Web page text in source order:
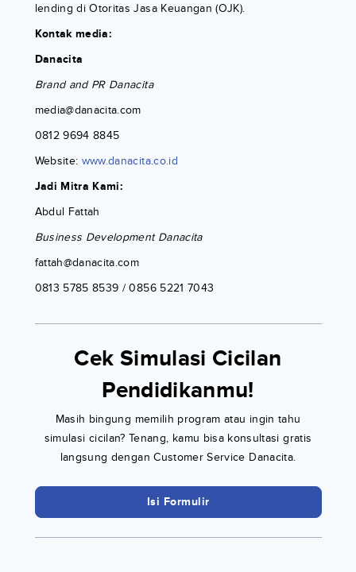
lending di Otoritas Jasa Keuangan (OJK).
Kontak media:
Danacita
Brand and PR Danacita
media@danacita.com
0812 9694 8845
Website: www.danacita.co.id
Jadi Mitra Kami:
Abdul Fattah
Business Development Danacita
fattah@danacita.com
0813 5785 8539 / 0856 5221 7043
Cek Simulasi Cicilan
Pendidikanmu!
Masih bingung memilih program atau ingin tahu
simulasi cicilan? Tenang, kamu bisa konsultasi gratis
langsung dengan Customer Service Danacita.
Isi Formulir